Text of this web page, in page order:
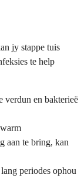
jy stappe tuis
te help
verdun en bakterieë
aan te bring, kan
periodes ophou